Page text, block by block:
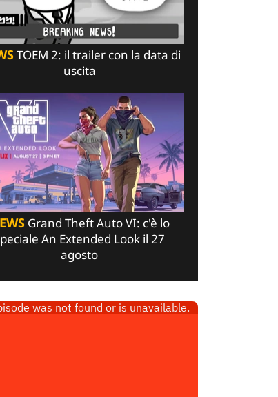
TOEM 2: il trailer con la data di
uscita
Grand Theft Auto VI: c'è lo
An Extended Look il 27
agosto